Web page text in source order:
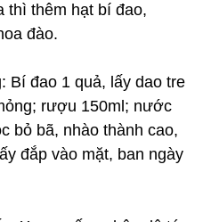
thì thêm hạt bí đao,
đào.
Bí đao 1 quả, lấy dao tre
rượu 150ml; nước
bỏ bã, nhào thành cao,
đắp vào mặt, ban ngày